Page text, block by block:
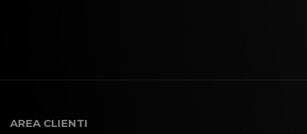
data la distanza oltretutto
AREA CLIENTI